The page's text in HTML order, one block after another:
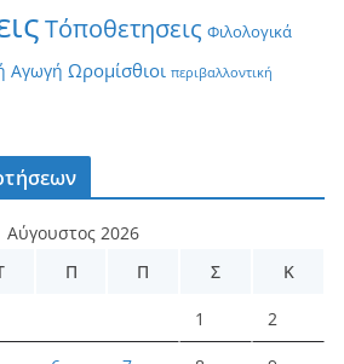
Τόποθετησεις Φιλολογικά
Αγωγή Ωρομίσθιοι περιβαλλοντική
Αύγουστος 2026
Π Π Σ Κ
1 2